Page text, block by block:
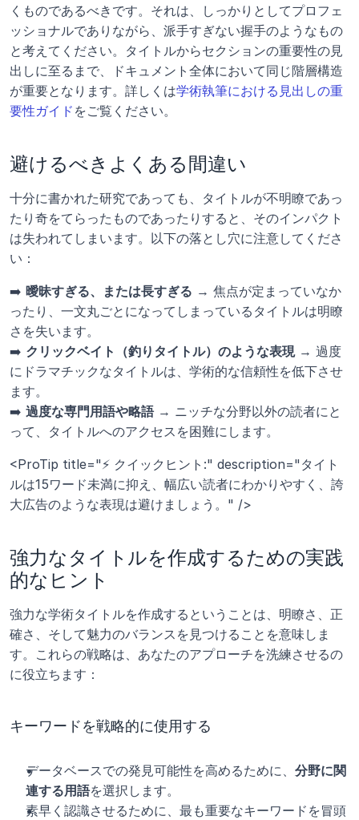
くものであるべきです。それは、しっかりとしてプロフェ
ッショナルでありながら、派手すぎない握手のようなもの
と考えてください。タイトルからセクションの重要性の見
出しに至るまで、ドキュメント全体において同じ階層構造
が重要となります。詳しくは学術執筆における見出しの重
要性ガイド をご覧ください。
避けるべきよくある間違い
十分に書かれた研究であっても、タイトルが不明瞭であっ
たり奇をてらったものであったりすると、そのインパクト
は失われてしまいます。以下の落とし穴に注意してくださ
い：
➡️ 曖昧すぎる、または長すぎる → 焦点が定まっていなか
ったり、一文丸ごとになってしまっているタイトルは明瞭
さを失います。
➡️ クリックベイト（釣りタイトル）のような表現 → 過度
にドラマチックなタイトルは、学術的な信頼性を低下させ
ます。
➡️ 過度な専門用語や略語 → ニッチな分野以外の読者にと
って、タイトルへのアクセスを困難にします。
<ProTip title="⚡ クイックヒント:" description="タイト
ルは15ワード未満に抑え、幅広い読者にわかりやすく、誇
大広告のような表現は避けましょう。" />
強力なタイトルを作成するための実践
的なヒント
強力な学術タイトルを作成するということは、明瞭さ、正
確さ、そして魅力のバランスを見つけることを意味しま
す。これらの戦略は、あなたのアプローチを洗練させるの
に役立ちます：
キーワードを戦略的に使用する
データベースでの発見可能性を高めるために、 分野に関
連する用語を選択します。
素早く認識させるために、最も重要なキーワードを冒頭